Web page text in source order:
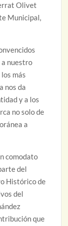
Olivet
Municipal,
nuestro
más
nos da
y a los
no solo de
a
comodato
del
Histórico de
del
que